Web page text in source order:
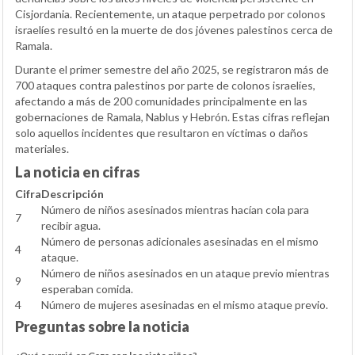
Cisjordania. Recientemente, un ataque perpetrado por colonos
israelíes resultó en la muerte de dos jóvenes palestinos cerca de
Ramala.
Durante el primer semestre del año 2025, se registraron más de
700 ataques contra palestinos por parte de colonos israelíes,
afectando a más de 200 comunidades principalmente en las
gobernaciones de Ramala, Nablus y Hebrón. Estas cifras reflejan
solo aquellos incidentes que resultaron en víctimas o daños
materiales.
La noticia en cifras
CifraDescripción
7
Número de niños asesinados mientras hacían cola para
recibir agua.
4
Número de personas adicionales asesinadas en el mismo
ataque.
9
Número de niños asesinados en un ataque previo mientras
esperaban comida.
4
Número de mujeres asesinadas en el mismo ataque previo.
Preguntas sobre la noticia